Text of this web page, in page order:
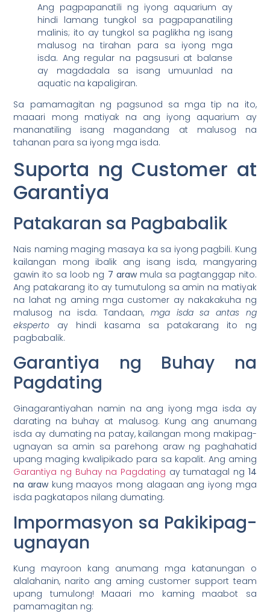
Ang pagpapanatili ng iyong aquarium ay
hindi lamang tungkol sa pagpapanatiling
malinis; ito ay tungkol sa paglikha ng isang
malusog na tirahan para sa iyong mga
isda. Ang regular na pagsusuri at balanse
ay magdadala sa isang umuunlad na
aquatic na kapaligiran.
Sa pamamagitan ng pagsunod sa mga tip na ito,
maaari mong matiyak na ang iyong aquarium ay
mananatiling isang magandang at malusog na
tahanan para sa iyong mga isda.
Suporta ng Customer at
Garantiya
Patakaran sa Pagbabalik
Nais naming maging masaya ka sa iyong pagbili. Kung
kailangan mong ibalik ang isang isda, mangyaring
gawin ito sa loob ng 7 arawmula sa pagtanggap nito.
Ang patakarang ito ay tumutulong sa amin na matiyak
na lahat ng aming mga customer ay nakakakuha ng
malusog na isda. Tandaan, mga isda sa antas ng
eksperto ay hindi kasama sa patakarang ito ng
pagbabalik.
Garantiya ng Buhay na
Pagdating
Ginagarantiyahan namin na ang iyong mga isda ay
darating na buhay at malusog. Kung ang anumang
isda ay dumating na patay, kailangan mong makipag-
ugnayan sa amin sa parehong araw ng paghahatid
upang maging kwalipikado para sa kapalit. Ang aming
Garantiya ng Buhay na Pagdating ay tumatagal ng 14
na arawkung maayos mong alagaan ang iyong mga
isda pagkatapos nilang dumating.
Impormasyon sa Pakikipag-
ugnayan
Kung mayroon kang anumang mga katanungan o
alalahanin, narito ang aming customer support team
upang tumulong! Maaari mo kaming maabot sa
pamamagitan ng: